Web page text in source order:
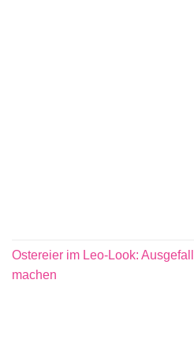
Ostereier im Leo-Look:
machen